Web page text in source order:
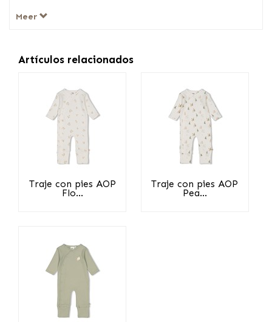
Meer
Artículos relacionados
Traje con pies AOP
Flo...
Traje con pies AOP
Pea...